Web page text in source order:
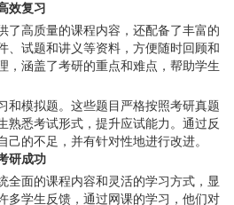
效复习
了高质量的课程内容，还配备了丰富的
、试题和讲义等资料，方便随时回顾和
，涵盖了考研的重点和难点，帮助学生
和模拟题。这些题目严格按照考研真题
熟悉考试形式，提升应试能力。通过反
的不足，并有针对性地进行改进。
研成功
全面的课程内容和灵活的学习方式，显
多学生反馈，通过网课的学习，他们对